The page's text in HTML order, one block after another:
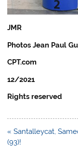
JMR
Photos Jean Paul
CPT.com
12/2021
Rights reserved
Navigation
de
« Santalleycat,
(93)!